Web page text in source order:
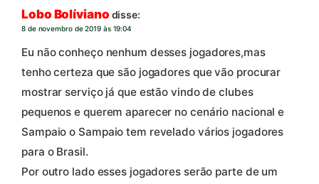
Lobo Bolíviano disse:
8 de novembro de 2019 às 19:04
Eu não conheço nenhum desses jogadores,mas
tenho certeza que são jogadores que vão procurar
mostrar serviço já que estão vindo de clubes
pequenos e querem aparecer no cenário nacional e
Sampaio o Sampaio tem revelado vários jogadores
para o Brasil.
Por outro lado esses jogadores serão parte de um